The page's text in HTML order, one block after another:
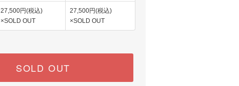
27,500円(税込)
×SOLD OUT
27,500円(税込)
×SOLD OUT
SOLD OUT